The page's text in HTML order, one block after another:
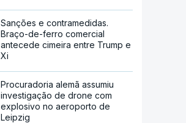
Sanções e contramedidas.
Braço-de-ferro comercial
antecede cimeira entre Trump e
Xi
Procuradoria alemã assumiu
investigação de drone com
explosivo no aeroporto de
Leipzig